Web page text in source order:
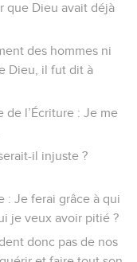
que Dieu avait déjà
des hommes ni
Dieu, il fut dit à
de l’Écriture : Je me
il injuste ?
: Je ferai grâce à qui
je veux avoir pitié ?
donc pas de nos